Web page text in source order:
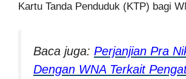
Kartu Tanda Penduduk (KTP) bagi
Baca juga: Perjanjian Pra
Dengan WNA Terkait